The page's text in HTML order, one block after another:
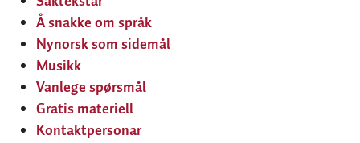
Å snakke om språk
Nynorsk som sidemål
Musikk
Vanlege spørsmål
Gratis materiell
Kontaktpersonar